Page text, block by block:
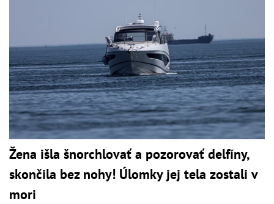
Žena išla šnorchlovať a pozorovať delfíny,
skončila bez nohy! Úlomky jej tela zostali v
mori